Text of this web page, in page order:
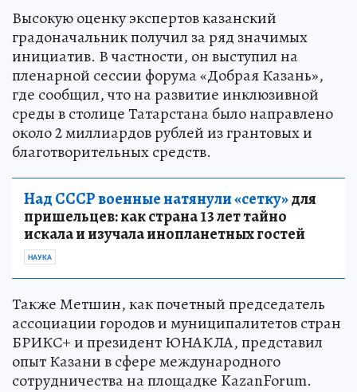
Высокую оценку экспертов казанский
градоначальник получил за ряд значимых
инициатив. В частности, он выступил на
пленарной сессии форума «Добрая Казань»,
где сообщил, что на развитие инклюзивной
среды в столице Татарстана было направлено
около 2 миллиардов рублей из грантовых и
благотворительных средств.
Над СССР военные натянули «сетку»для
пришельцев: как страна 13 лет тайно
искала и изучала инопланетных гостей
НАУКА
Также Метшин, как почетный председатель
ассоциации городов и муниципалитетов стран
БРИКС+ и президент ЮНАКЛА, представил
опыт Казани в сфере международного
сотрудничества на площадке KazanForum.